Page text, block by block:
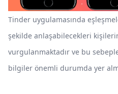
Tinder uygulamasında
şekilde anlaşabilecekleri
vurgulanmaktadır ve bu
bilgiler önemli durumda yer